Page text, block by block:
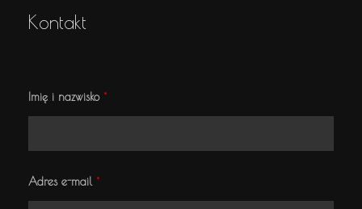
Kontakt
*
d
m
Imię i nazwisko *
Adres e-mail *